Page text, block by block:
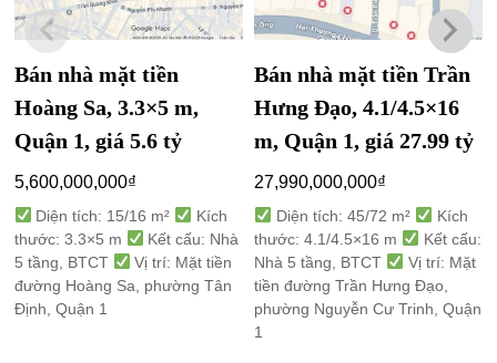
Bán nhà mặt tiền
Hoàng Sa, 3.3×5 m,
Quận 1, giá 5.6 tỷ
5,600,000,000₫
Diện tích: 15/16 m²
Kích
thước: 3.3×5 m
Kết cấu: Nhà
5 tầng, BTCT
Vị trí: Mặt tiền
đường Hoàng Sa, phường Tân
Định, Quận 1
Bán nhà mặt tiền Trần
Hưng Đạo, 4.1/4.5×16
m, Quận 1, giá 27.99 tỷ
27,990,000,000₫
Diện tích: 45/72 m²
Kích
thước: 4.1/4.5×16 m
Kết cấu:
Nhà 5 tầng, BTCT
Vị trí: Mặt
tiền đường Trần Hưng Đạo,
phường Nguyễn Cư Trinh, Quận
1